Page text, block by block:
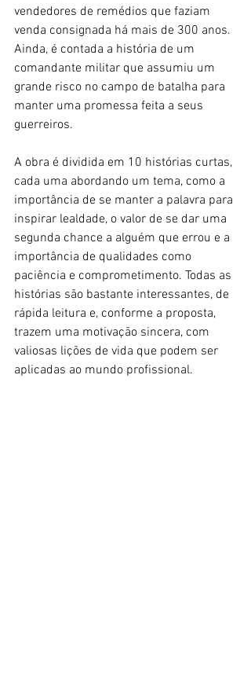
vendedores de remédios que faziam
venda consignada há mais de 300 anos.
Ainda, é contada a história de um
comandante militar que assumiu um
grande risco no campo de batalha para
manter uma promessa feita a seus
guerreiros.
A obra é dividida em 10 histórias curtas,
cada uma abordando um tema, como a
importância de se manter a palavra para
inspirar lealdade, o valor de se dar uma
segunda chance a alguém que errou e a
importância de qualidades como
paciência e comprometimento. Todas as
histórias são bastante interessantes, de
rápida leitura e, conforme a proposta,
trazem uma motivação sincera, com
valiosas lições de vida que podem ser
aplicadas ao mundo profissional.